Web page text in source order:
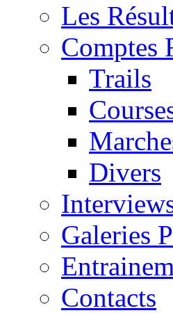
Les
Comptes
Trails
Divers
Galeries
Contacts